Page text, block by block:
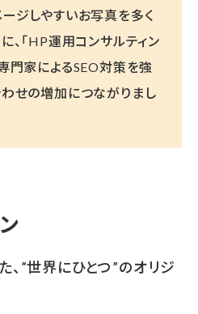
ジしやすいお写真を多く
、「HP運用コンサルティン
門家によるSEO対策を強
わせの増加につながりまし
”世界にひとつ”のオリジ